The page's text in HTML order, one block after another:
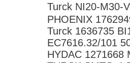
Turck NI20-M30-
PHOENIX
Turck 1636735
EC7616.32/101
HYDAC 1271668